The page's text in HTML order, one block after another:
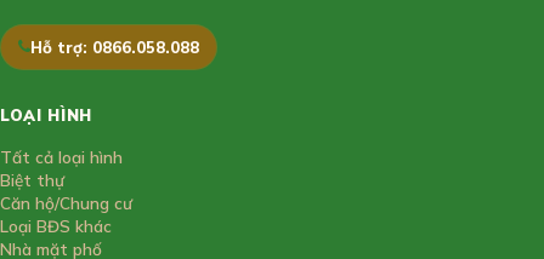
Hỗ trợ: 0866.058.088
LOẠI HÌNH
Tất cả loại hình
Biệt thự
Căn hộ/Chung cư
Loại BĐS khác
Nhà mặt phố